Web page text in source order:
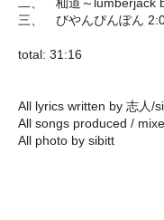
三、 びやんぴんぽん
total: 31:16
All lyrics written by 志人/
All songs produced /
All photo by sibitt